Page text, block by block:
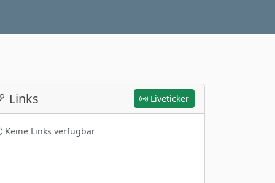
Links Liveticker
Keine Links verfügbar